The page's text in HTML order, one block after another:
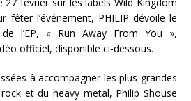
fêter l’événement, PHILIP dévoile le
l’EP, « Run Away From You »,
officiel, disponible ci-dessous.
à accompagner les plus grandes
et du heavy metal, Philip Shouse